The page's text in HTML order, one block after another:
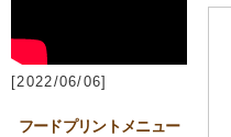
[2022/06/06]
フードプリントメニュー